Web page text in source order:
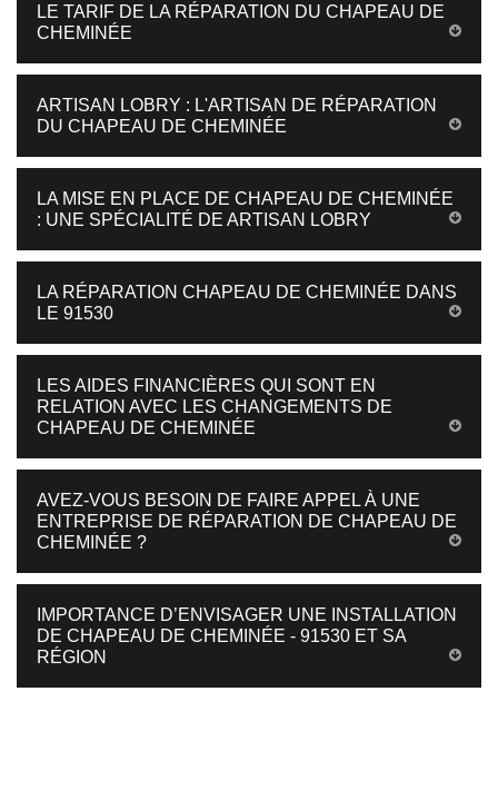
LE TARIF DE LA RÉPARATION DU CHAPEAU DE
CHEMINÉE
ARTISAN LOBRY : L'ARTISAN DE RÉPARATION
DU CHAPEAU DE CHEMINÉE
LA MISE EN PLACE DE CHAPEAU DE CHEMINÉE
: UNE SPÉCIALITÉ DE ARTISAN LOBRY
LA RÉPARATION CHAPEAU DE CHEMINÉE DANS
LE 91530
LES AIDES FINANCIÈRES QUI SONT EN
RELATION AVEC LES CHANGEMENTS DE
CHAPEAU DE CHEMINÉE
AVEZ-VOUS BESOIN DE FAIRE APPEL À UNE
ENTREPRISE DE RÉPARATION DE CHAPEAU DE
CHEMINÉE ?
IMPORTANCE D’ENVISAGER UNE INSTALLATION
DE CHAPEAU DE CHEMINÉE - 91530 ET SA
RÉGION